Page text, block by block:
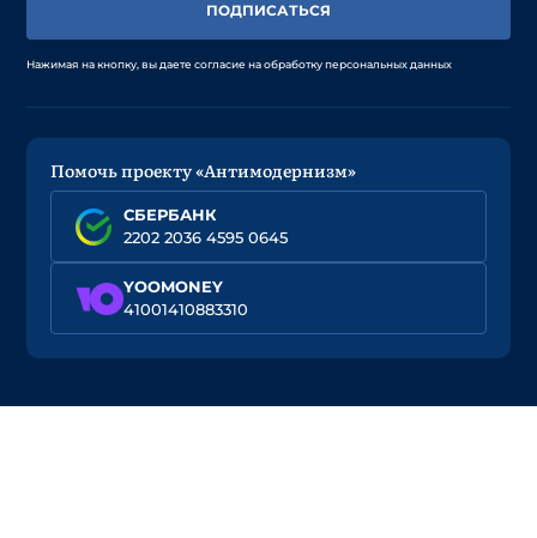
ПОДПИСАТЬСЯ
Нажимая на кнопку, вы даете согласие на обработку персональных данных
Помочь проекту «Антимодернизм»
СБЕРБАНК
2202 2036 4595 0645
YOOMONEY
41001410883310